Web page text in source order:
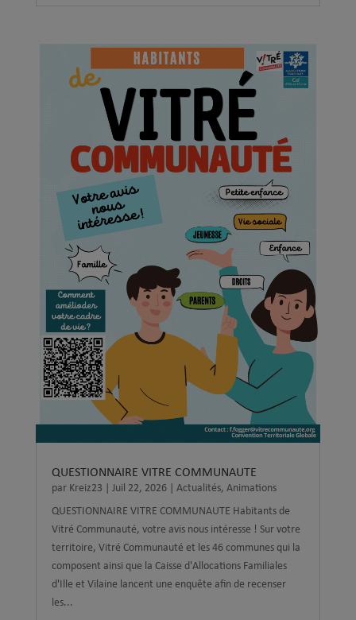
QUESTIONNAIRE VITRE COMMUNAUTE
par Kreiz23 Juil 22, 2026| Actualités, Animations
QUESTIONNAIRE VITRE COMMUNAUTE Habitants de
Vitré Communauté, votre avis nous intéresse ! Sur votre
territoire, Vitré Communauté et les 46 communes qui la
composent ainsi que la Caisse d'Allocations Familiales
d'Ille et Vilaine lancent une enquête afin de recenser
les...